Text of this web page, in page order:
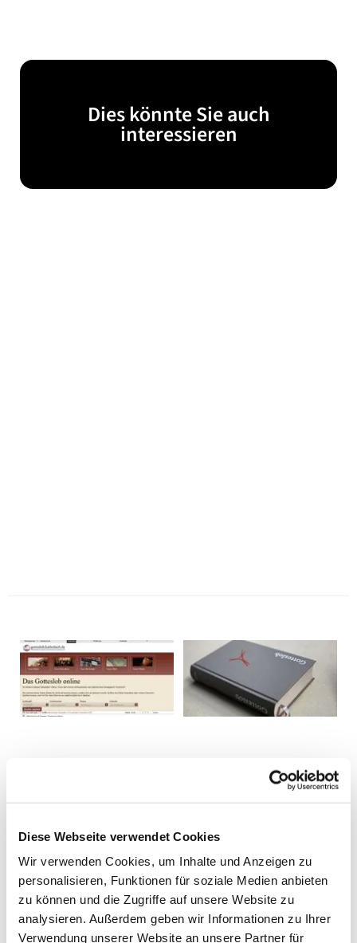
Diese Webseite verwendet Cookies
Wir verwenden Cookies, um Inhalte und Anzeigen zu
personalisieren, Funktionen für soziale Medien anbieten
zu können und die Zugriffe auf unsere Website zu
analysieren. Außerdem geben wir Informationen zu Ihrer
Verwendung unserer Website an unsere Partner für
Dies könnte Sie auch
interessieren